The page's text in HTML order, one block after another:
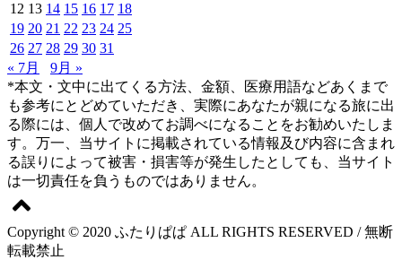
12 13 14 15 16 17 18
19 20 21 22 23 24 25
26 27 28 29 30 31
« 7月
9月 »
*本文・文中に出てくる方法、金額、医療用語などあくまで
も参考にとどめていただき、実際にあなたが親になる旅に出
る際には、個人で改めてお調べになることをお勧めいたしま
す。万一、当サイトに掲載されている情報及び内容に含まれ
る誤りによって被害・損害等が発生したとしても、当サイト
は一切責任を負うものではありません。
Copyright © 2020 ふたりぱぱ ALL RIGHTS RESERVED / 無断
転載禁止